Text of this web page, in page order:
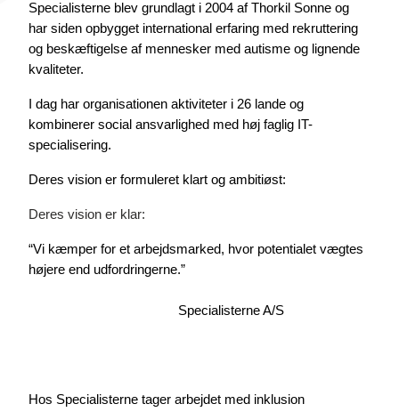
Specialisterne blev grundlagt i 2004 af Thorkil Sonne og
har siden opbygget international erfaring med rekruttering
og beskæftigelse af mennesker med autisme og lignende
kvaliteter.
I dag har organisationen aktiviteter i 26 lande og
kombinerer social ansvarlighed med høj faglig IT-
specialisering.
Deres vision er formuleret klart og ambitiøst:
Deres vision er klar:
“Vi kæmper for et arbejdsmarked, hvor potentialet vægtes
højere end udfordringerne.”
Specialisterne A/S
Hos Specialisterne tager arbejdet med inklusion